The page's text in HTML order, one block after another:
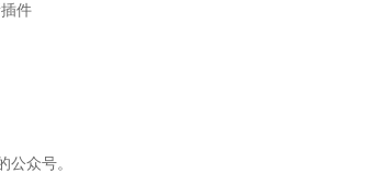
件
公众号。